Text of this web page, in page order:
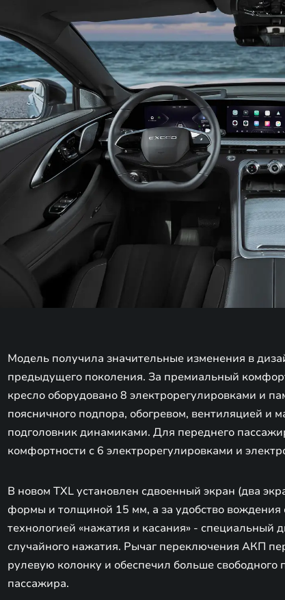
Модель получила значительные изменения в
предыдущего поколения. За премиальный
кресло оборудовано 8 электрорегулировками и
поясничного подпора, обогревом, вентиляцией и
подголовник динамиками. Для переднего
комфортности с 6 электрорегулировками и
В новом TXL установлен сдвоенный экран (два
формы и толщиной 15 мм, а за удобство
технологией «нажатия и касания» -
случайного нажатия. Рычаг переключения АКП
рулевую колонку и обеспечил больше свободного
пассажира.